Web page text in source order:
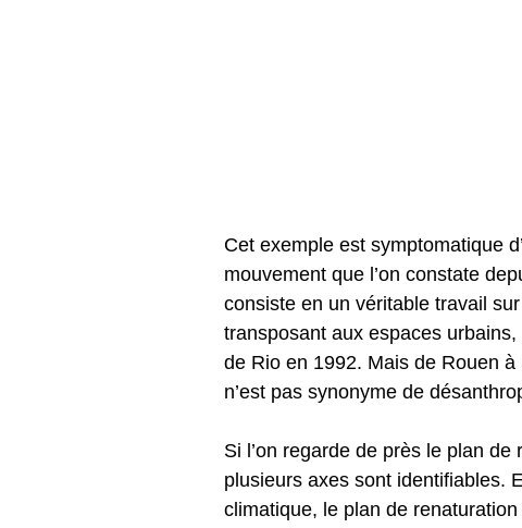
Cet exemple est symptomatique
mouvement que l’on constate
consiste en un véritable travail
transposant aux espaces
de Rio en 1992. Mais de Rouen
n’est pas synonyme de
Si l’on regarde de près le plan
plusieurs axes sont identifiables.
climatique, le plan de